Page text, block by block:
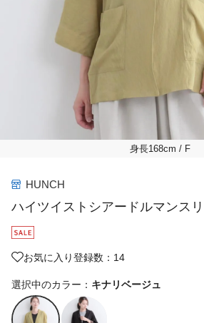
身長168cm / F
HUNCH
ハイツイストシアードルマンス
お気に入り登録数：14
選択中のカラー： キナリベージュ